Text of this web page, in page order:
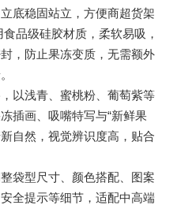
稳固站立，方便商超货架
品级硅胶材质，柔软易吸，
，防止果冻变质，无需额外
浅青、蜜桃粉、葡萄紫等
插画、吸嘴特写与“新鲜果
自然，视觉辨识度高，贴合
型尺寸、颜色搭配、图案
全提示等细节，适配中高端